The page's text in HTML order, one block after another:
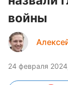
войны
24 февраля